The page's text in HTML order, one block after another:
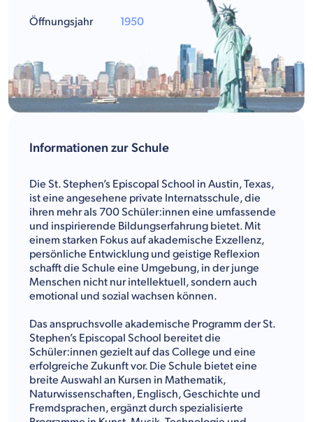
Informationen zur Schule
Die St. Stephen’s Episcopal School in Austin, Texas,
ist eine angesehene private Internatsschule, die
ihren mehr als 700 Schüler:innen eine umfassende
und inspirierende Bildungserfahrung bietet. Mit
einem starken Fokus auf akademische Exzellenz,
persönliche Entwicklung und geistige Reflexion
schafft die Schule eine Umgebung, in der junge
Menschen nicht nur intellektuell, sondern auch
emotional und sozial wachsen können.
Das anspruchsvolle akademische Programm der St.
Stephen’s Episcopal School bereitet die
Schüler:innen gezielt auf das College und eine
erfolgreiche Zukunft vor. Die Schule bietet eine
breite Auswahl an Kursen in Mathematik,
Naturwissenschaften, Englisch, Geschichte und
Fremdsprachen, ergänzt durch spezialisierte
Öffnungsjahr 1950